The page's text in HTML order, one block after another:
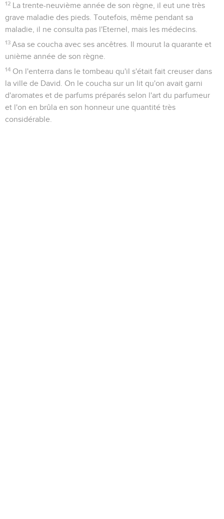
12
La trente-neuvième année de son règne, il eut une très
grave maladie des pieds. Toutefois, même pendant sa
maladie, il ne consulta pas l'Eternel, mais les médecins.
13 Asa se coucha avec ses ancêtres. Il mourut la quarante et
unième année de son règne.
14 On l'enterra dans le tombeau qu'il s'était fait creuser dans
la ville de David. On le coucha sur un lit qu'on avait garni
d'aromates et de parfums préparés selon l'art du parfumeur
et l'on en brûla en son honneur une quantité très
considérable.